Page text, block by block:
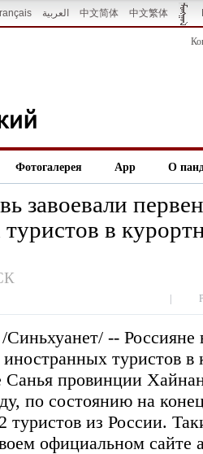
العربية 中文简体 中文繁体
Фотогалерея App О
завоевали
в
-- Россияне
иностранных туристов в
Санья провинции
по состоянию на
туристов из России.
официальном сайте